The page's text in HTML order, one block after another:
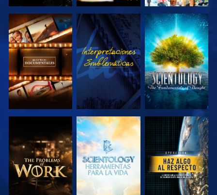
EXPLORA LAS
SERIES
VE
EXPLORA LAS
SERIES
EXPLORA LAS
SERIES
EXPLORA LAS
SERIES
VE